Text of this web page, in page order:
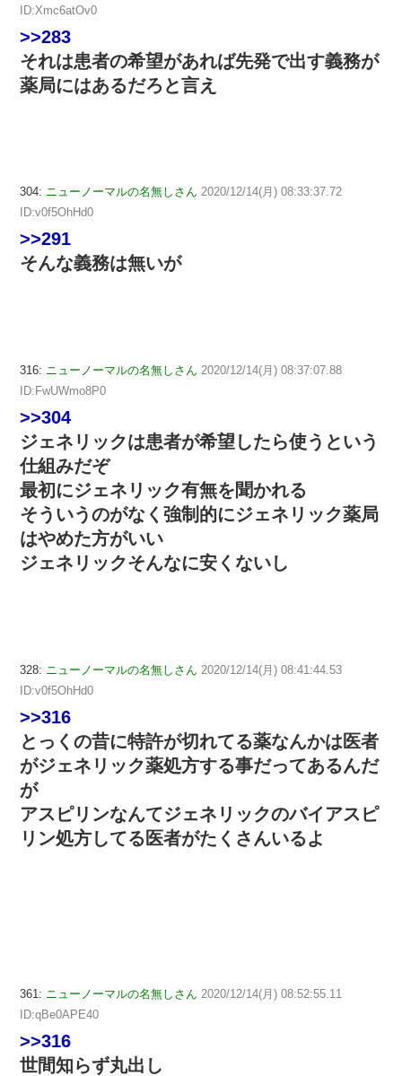
ID:Xmc6atOv0
>>283
それは患者の希望があれば先発で出す義務が
薬局にはあるだろと言え
304: ニューノーマルの名無しさん 2020/12/14(月) 08:33:37.72
ID:v0f5OhHd0
>>291
そんな義務は無いが
316: ニューノーマルの名無しさん 2020/12/14(月) 08:37:07.88
ID:FwUWmo8P0
>>304
ジェネリックは患者が希望したら使うという
仕組みだぞ
最初にジェネリック有無を聞かれる
そういうのがなく強制的にジェネリック薬局
はやめた方がいい
ジェネリックそんなに安くないし
328: ニューノーマルの名無しさん 2020/12/14(月) 08:41:44.53
ID:v0f5OhHd0
>>316
とっくの昔に特許が切れてる薬なんかは医者
がジェネリック薬処方する事だってあるんだ
が
アスピリンなんてジェネリックのバイアスピ
リン処方してる医者がたくさんいるよ
361: ニューノーマルの名無しさん 2020/12/14(月) 08:52:55.11
ID:qBe0APE40
>>316
世間知らず丸出し